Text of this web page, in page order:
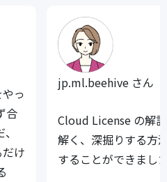
っ
合
け
jp.ml.beehive さん
Cloud License の解
解く、深掘りする方
することができまし